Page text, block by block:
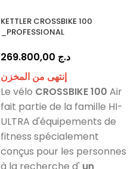
KETTLER CROSSBIKE 100
_PROFESSIONAL
د.ج
إنتهى من المخزن
Le vélo CROSSBIKE 100 Air
fait partie de la famille HI-
ULTRA d'équipements de
fitness spécialement
conçus pour les personnes